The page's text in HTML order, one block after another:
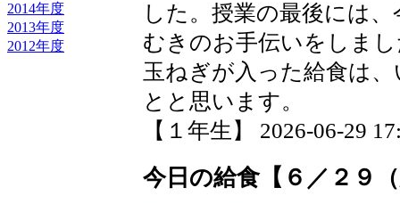
2014年度
2013年度
2012年度
した。授業の最後には
むきのお手伝いをしま
玉ねぎが入った給食は
とと思います。
【１年生】 2026-06-29
今日の給食【６／２９